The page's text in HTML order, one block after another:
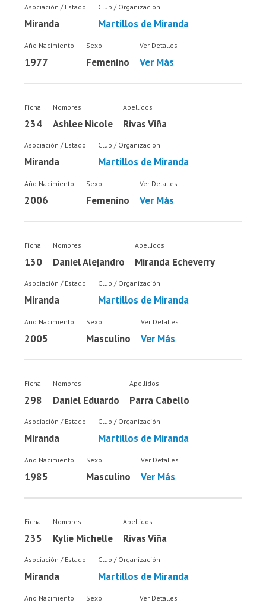
Asociación / Estado
Miranda
Club / Organización
Martillos de Miranda
Año Nacimiento
1977
Sexo
Femenino
Ver Detalles
Ver Más
Ficha
234
Nombres
Ashlee Nicole
Apellidos
Rivas Viña
Asociación / Estado
Miranda
Club / Organización
Martillos de Miranda
Año Nacimiento
2006
Sexo
Femenino
Ver Detalles
Ver Más
Ficha
130
Nombres
Daniel Alejandro
Apellidos
Miranda Echeverry
Asociación / Estado
Miranda
Club / Organización
Martillos de Miranda
Año Nacimiento
2005
Sexo
Masculino
Ver Detalles
Ver Más
Ficha
298
Nombres
Daniel Eduardo
Apellidos
Parra Cabello
Asociación / Estado
Miranda
Club / Organización
Martillos de Miranda
Año Nacimiento
1985
Sexo
Masculino
Ver Detalles
Ver Más
Ficha
235
Nombres
Kylie Michelle
Apellidos
Rivas Viña
Asociación / Estado
Miranda
Club / Organización
Martillos de Miranda
Año Nacimiento Sexo Ver Detalles